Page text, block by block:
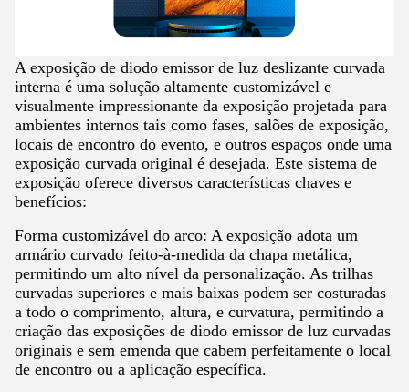
A exposição de diodo emissor de luz deslizante curvada
interna é uma solução altamente customizável e
visualmente impressionante da exposição projetada para
ambientes internos tais como fases, salões de exposição,
locais de encontro do evento, e outros espaços onde uma
exposição curvada original é desejada. Este sistema de
exposição oferece diversos características chaves e
benefícios:
Forma customizável do arco: A exposição adota um
armário curvado feito-à-medida da chapa metálica,
permitindo um alto nível da personalização. As trilhas
curvadas superiores e mais baixas podem ser costuradas
a todo o comprimento, altura, e curvatura, permitindo a
criação das exposições de diodo emissor de luz curvadas
originais e sem emenda que cabem perfeitamente o local
de encontro ou a aplicação específica.